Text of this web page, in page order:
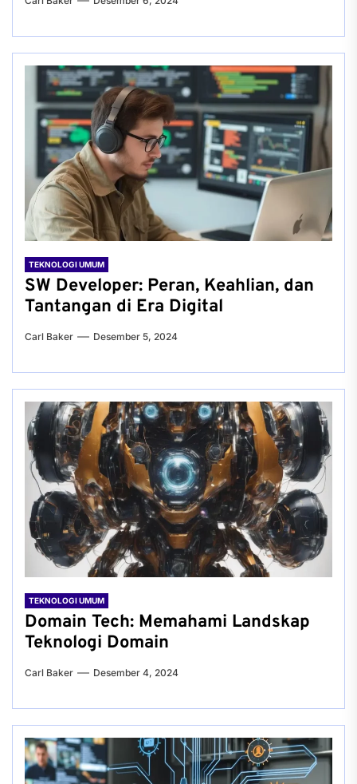
TEKNOLOGI UMUM
SW Developer: Peran, Keahlian, dan
Tantangan di Era Digital
Carl Baker Desember 5, 2024
TEKNOLOGI UMUM
Domain Tech: Memahami Landskap
Teknologi Domain
Carl Baker Desember 4, 2024